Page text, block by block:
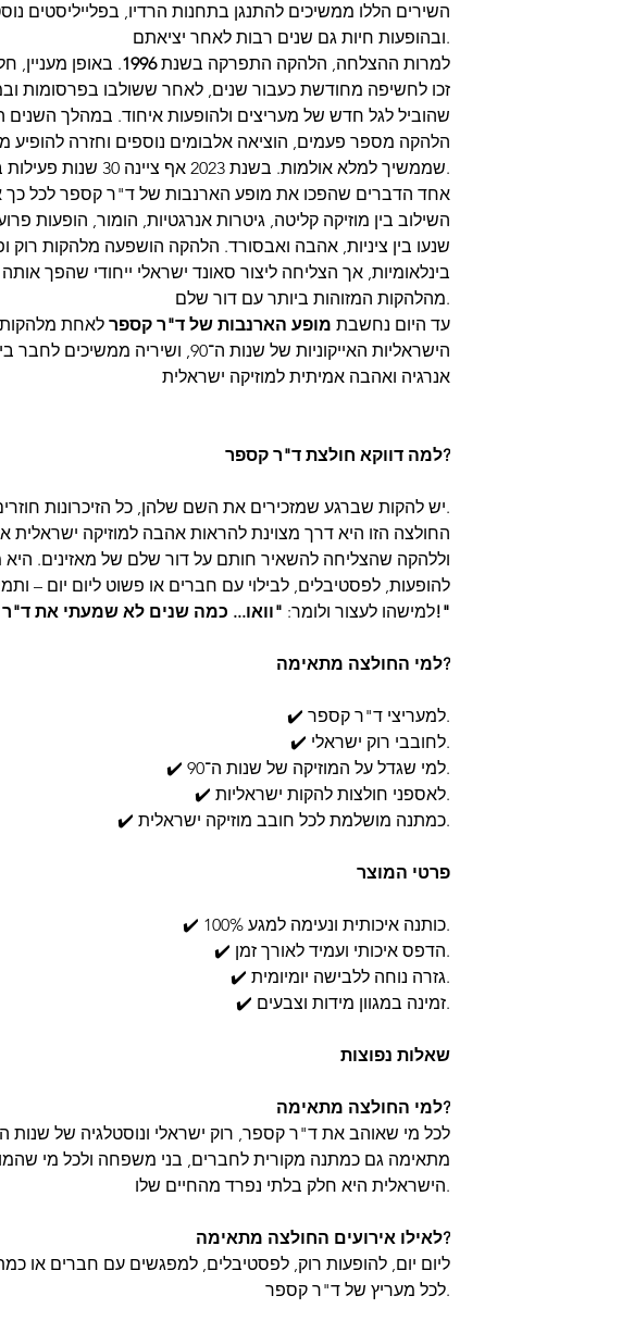
השירים הללו ממשיכים להתנגן בתחנות הרדיו, בפלייליסטים
ובהופעות חיות גם שנים רבות לאחר יציאתם.
למרות ההצלחה, הלהקה התפרקה בשנת1996. באופן מעניין,
זכו לחשיפה מחודשת כעבור שנים, לאחר ששולבו בפרסומות
שהוביל לגל חדש של מעריצים ולהופעות איחוד. במהלך
הלהקה מספר פעמים, הוציאה אלבומים נוספים וחזרה להופיע
שממשיך למלא אולמות. בשנת 2023 אף ציינה 30 שנות פעילות במופע חגיגי.
אחד הדברים שהפכו את מופע הארנבות של ד"ר קספר לכל כך
השילוב בין מוזיקה קליטה, גיטרות אנרגטיות, הומור, הופעות
שנעו בין ציניות, אהבה ואבסורד. הלהקה הושפעה מלהקות רוק
בינלאומיות, אך הצליחה ליצור סאונד ישראלי ייחודי שהפך
מהלהקות המזוהות ביותר עם דור שלם.
עד היום נחשבת מופע הארנבות של ד"ר קספר לאחת
הישראליות האייקוניות של שנות ה־90, ושיריה
אנרגיה ואהבה אמיתית למוזיקה ישראלית
למה דווקא חולצת ד"ר קספר?
יש להקות שברגע שמזכירים את השם שלהן, כל הזיכרונות חוזרים.
החולצה הזו היא דרך מצוינת להראות אהבה למוזיקה ישראלית
וללהקה שהצליחה להשאיר חותם על דור שלם של מאזינים.
להופעות, לפסטיבלים, לבילוי עם חברים או פשוט ליום יום –
למישהו לעצור ולומר:"וואו... כמה שנים לא שמעתי את ד"ר קספר!"
למי החולצה מתאימה?
✔️ למעריצי ד"ר קספר.
✔️ לחובבי רוק ישראלי.
✔️ למי שגדל על המוזיקה של שנות ה־90.
✔️ לאספני חולצות להקות ישראליות.
✔️ כמתנה מושלמת לכל חובב מוזיקה ישראלית.
פרטי המוצר
✔️ 100% כותנה איכותית ונעימה למגע.
✔️ הדפס איכותי ועמיד לאורך זמן.
✔️ גזרה נוחה ללבישה יומיומית.
✔️ זמינה במגוון מידות וצבעים.
שאלות נפוצות
למי החולצה מתאימה?
מתאימה גם כמתנה מקורית לחברים, בני משפחה ולכל מי
הישראלית היא חלק בלתי נפרד מהחיים שלו.
לאילו אירועים החולצה מתאימה?
ליום יום, להופעות רוק, לפסטיבלים, למפגשים עם חברים או
לכל מעריץ של ד"ר קספר.